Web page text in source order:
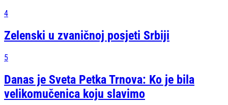
4
Zelenski u zvaničnoj posjeti Srbiji
5
Danas je Sveta Petka Trnova: Ko je bila
velikomučenica koju slavimo